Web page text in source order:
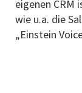
eigenen CRM
wie u.a. die
„Einstein